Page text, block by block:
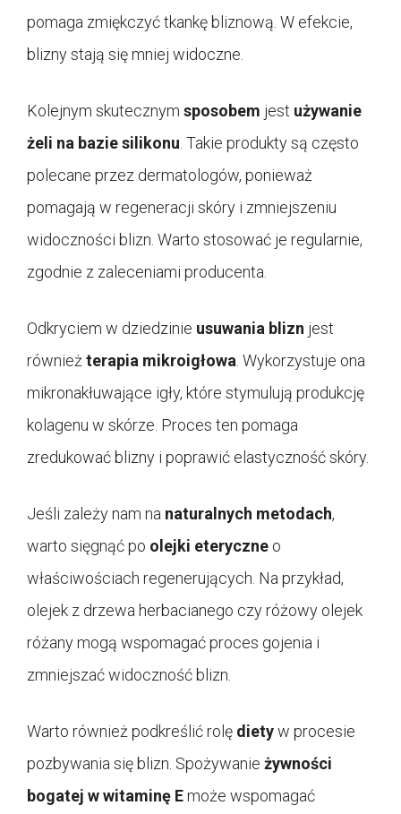
pomaga zmiękczyć tkankę bliznową. W efekcie,
blizny stają się mniej widoczne.
Kolejnym skutecznym sposobem jest używanie
żeli na bazie silikonu . Takie produkty są często
polecane przez dermatologów, ponieważ
pomagają w regeneracji skóry i zmniejszeniu
widoczności blizn. Warto stosować je regularnie,
zgodnie z zaleceniami producenta.
Odkryciem w dziedzinie usuwania blizn jest
również terapia mikroigłowa . Wykorzystuje ona
mikronakłuwające igły, które stymulują produkcję
kolagenu w skórze. Proces ten pomaga
zredukować blizny i poprawić elastyczność skóry.
Jeśli zależy nam na naturalnych metodach,
warto sięgnąć po olejki eteryczne o
właściwościach regenerujących. Na przykład,
olejek z drzewa herbacianego czy różowy olejek
różany mogą wspomagać proces gojenia i
zmniejszać widoczność blizn.
Warto również podkreślić rolę dietyw procesie
pozbywania się blizn. Spożywanie żywności
bogatej w witaminę Emoże wspomagać